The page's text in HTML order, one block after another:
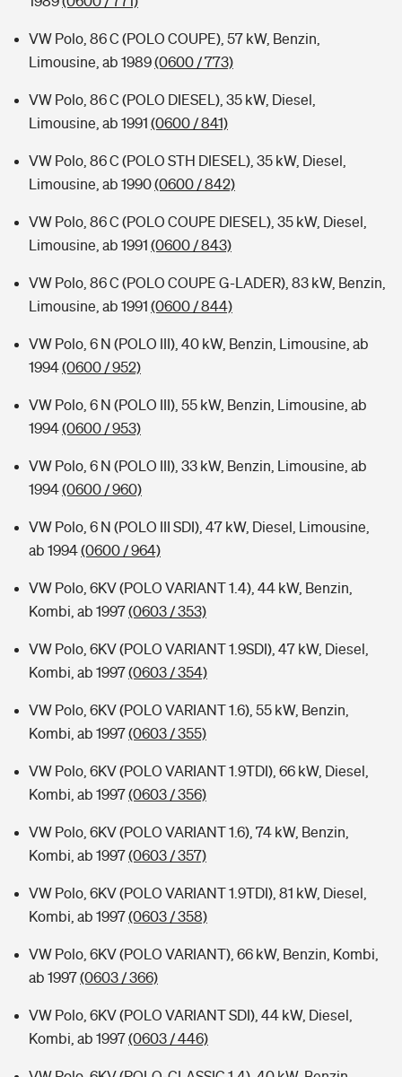
VW Polo, 86 C (POLO COUPE), 57 kW, Benzin,
Limousine, ab 1989(0600 / 773)
VW Polo, 86 C (POLO DIESEL), 35 kW, Diesel,
Limousine, ab 1991 (0600 / 841)
VW Polo, 86 C (POLO STH DIESEL), 35 kW, Diesel,
Limousine, ab 1990(0600 / 842)
VW Polo, 86 C (POLO COUPE DIESEL), 35 kW, Diesel,
Limousine, ab 1991 (0600 / 843)
VW Polo, 86 C (POLO COUPE G-LADER), 83 kW, Benzin,
Limousine, ab 1991 (0600 / 844)
VW Polo, 6 N (POLO III), 40 kW, Benzin, Limousine, ab
1994(0600 / 952)
VW Polo, 6 N (POLO III), 55 kW, Benzin, Limousine, ab
1994(0600 / 953)
VW Polo, 6 N (POLO III), 33 kW, Benzin, Limousine, ab
1994(0600 / 960)
VW Polo, 6 N (POLO III SDI), 47 kW, Diesel, Limousine,
ab 1994(0600 / 964)
VW Polo, 6KV (POLO VARIANT 1.4), 44 kW, Benzin,
Kombi, ab 1997(0603 / 353)
VW Polo, 6KV (POLO VARIANT 1.9SDI), 47 kW, Diesel,
Kombi, ab 1997(0603 / 354)
VW Polo, 6KV (POLO VARIANT 1.6), 55 kW, Benzin,
Kombi, ab 1997(0603 / 355)
VW Polo, 6KV (POLO VARIANT 1.9TDI), 66 kW, Diesel,
Kombi, ab 1997(0603 / 356)
VW Polo, 6KV (POLO VARIANT 1.6), 74 kW, Benzin,
Kombi, ab 1997(0603 / 357)
VW Polo, 6KV (POLO VARIANT 1.9TDI), 81 kW, Diesel,
Kombi, ab 1997(0603 / 358)
VW Polo, 6KV (POLO VARIANT), 66 kW, Benzin, Kombi,
ab 1997(0603 / 366)
VW Polo, 6KV (POLO VARIANT SDI), 44 kW, Diesel,
Kombi, ab 1997(0603 / 446)